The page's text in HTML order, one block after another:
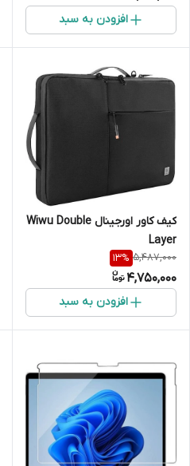
افزودن به سبد
کیف کاور اورجینال Wiwu Double
Layer
5,487,000
13%
4,750,000
افزودن به سبد